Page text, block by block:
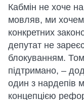
Кабмін не хоче
мовляв, ми
конкретних
депутат не
блокуванням.
підтримано, –
один з нардепів
концепцією